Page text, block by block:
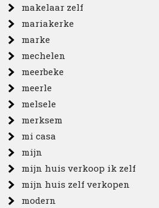
makelaar zelf
mariakerke
marke
mechelen
meerbeke
meerle
melsele
merksem
mi casa
mijn
mijn huis verkoop ik zelf
mijn huis zelf verkopen
modern